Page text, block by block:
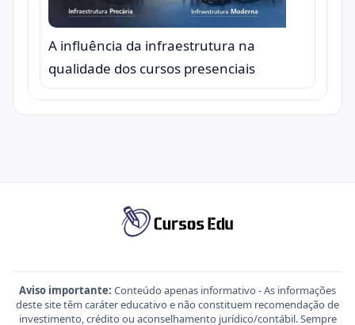
A influência da infraestrutura na
qualidade dos cursos presenciais
Aviso importante: Conteúdo apenas informativo - As informações
deste site têm caráter educativo e não constituem recomendação de
investimento, crédito ou aconselhamento jurídico/contábil. Sempre